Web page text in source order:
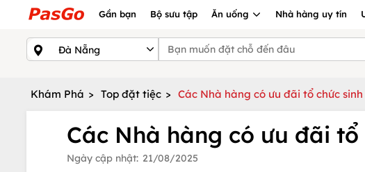
Gần bạn Bộ sưu tập Ăn uống Nhà hàng uy tín
Khám Phá > Top đặt tiệc > Các Nhà hàng có ưu đãi tổ chức
Các Nhà hàng có ưu đãi
Ngày cập nhật: 21/08/2025